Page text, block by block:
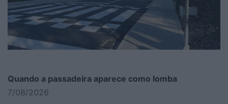
Quando a passadeira aparece como lomba
7/08/2026